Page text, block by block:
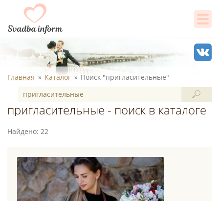
Главная Каталог Поиск "пригласительные"
пригласительные - поиск в каталоге
Найдено: 22